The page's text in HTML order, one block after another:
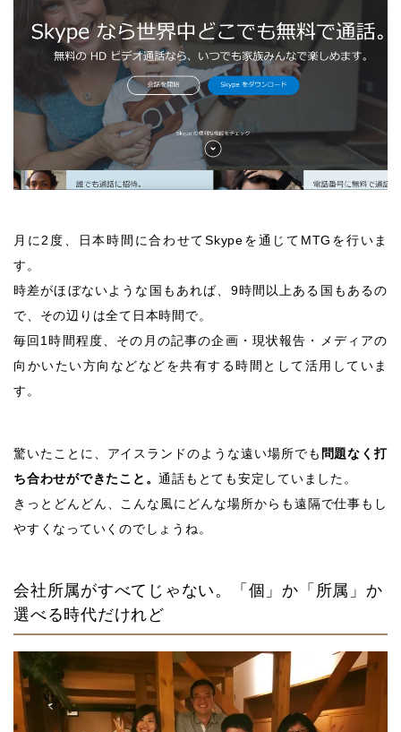
月に2度、日本時間に合わせてSkypeを通じてMTGを行いま
す。
時差がほぼないような国もあれば、9時間以上ある国もあるの
で、その辺りは全て日本時間で。
毎回1時間程度、その月の記事の企画・現状報告・メディアの
向かいたい方向などなどを共有する時間として活用していま
す。
驚いたことに、アイスランドのような遠い場所でも 問題なく打
ち合わせができたこと。通話もとても安定していました。
きっとどんどん、こんな風にどんな場所からも遠隔で仕事もし
やすくなっていくのでしょうね。
会社所属がすべてじゃない。「個」か「所属」か
選べる時代だけれど